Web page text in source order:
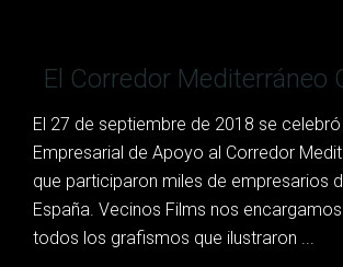
El Corredor Mediterráneo
El 27 de septiembre de 2018 se celebró
Empresarial de Apoyo al Corredor
que participaron miles de empresarios
España. Vecinos Films nos
todos los grafismos que ilustraron ...